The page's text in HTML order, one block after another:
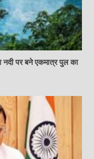
नदी पर बने एकमात्र पुल का